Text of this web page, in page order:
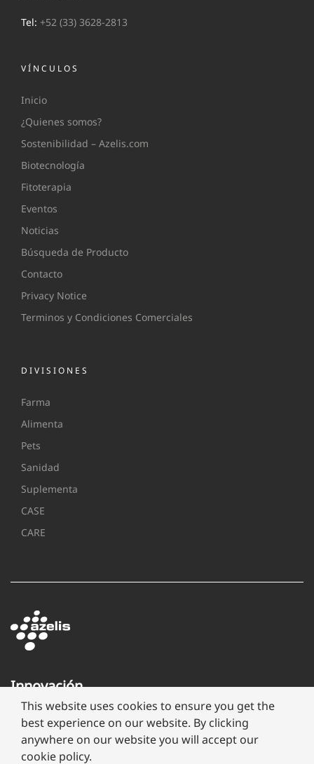
Tel: +52 (33) 3628-2813
VÍNCULOS
Inicio
¿Quienes somos?
Sostenibilidad – Azelis.com
Biotecnología
Fitoterapia
Eventos
Noticias
Búsqueda de Producto
Contacto
Privacy Notice
Terminos y Condiciones Comerciales
DIVISIONES
Farma
Alimenta
Pets
Sanidad
Suplementa
CASE
CARE
Innovación
través
de
formulación
This website uses cookies to ensure you get the
best experience on our website. By clicking
anywhere on our website you will accept our
cookie policy.